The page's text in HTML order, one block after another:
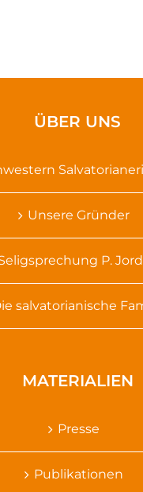
ÜBER UNS
Unsere Gründer
P.
salvatorianische
MATERIALIEN
Presse
Publikationen